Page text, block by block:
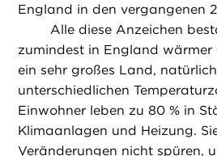
England in den vergangenen
Alle diese Anzeichen
zumindest in England wärmer
ein sehr großes Land,
unterschiedlichen
Einwohner leben zu 80 % in
Klimaanlagen und Heizung.
Veränderungen nicht spüren,